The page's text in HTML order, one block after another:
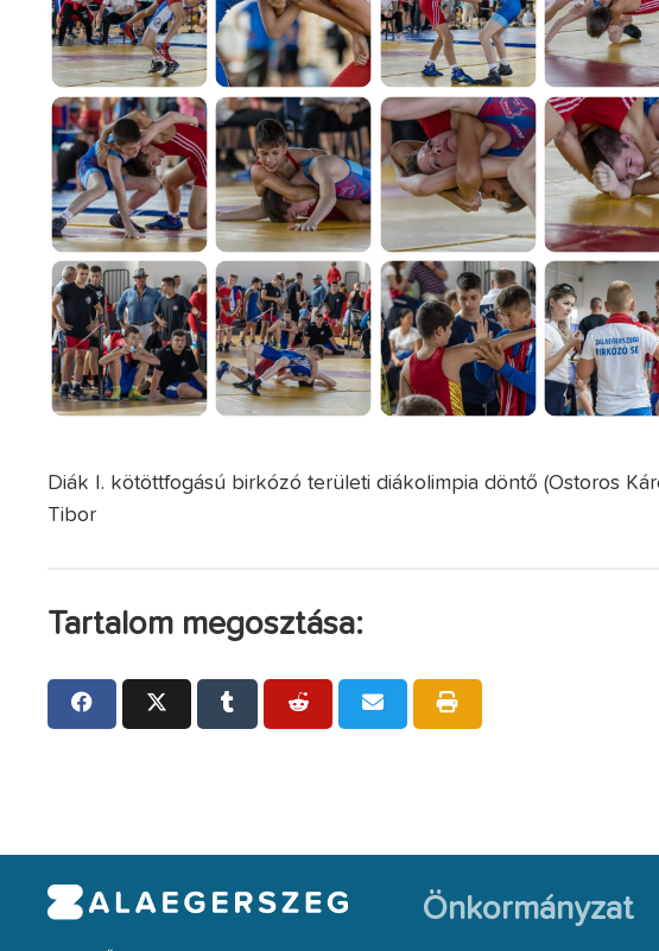
Diák I. kötöttfogású birkózó területi diákolimpia döntő (Ostoros
Tibor
Tartalom megosztása:
Önkormányzat